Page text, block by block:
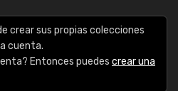
crear sus propias colecciones
cuenta.
Entonces puedes crear una